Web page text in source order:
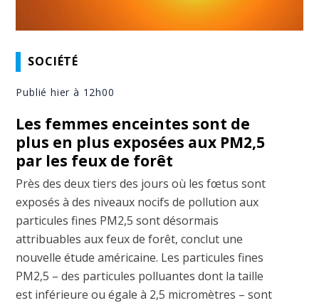
SOCIÉTÉ
Publié hier à 12h00
Les femmes enceintes sont de
plus en plus exposées aux PM2,5
par les feux de forêt
Près des deux tiers des jours où les fœtus sont
exposés à des niveaux nocifs de pollution aux
particules fines PM2,5 sont désormais
attribuables aux feux de forêt, conclut une
nouvelle étude américaine. Les particules fines
PM2,5 – des particules polluantes dont la taille
est inférieure ou égale à 2,5 micromètres – sont